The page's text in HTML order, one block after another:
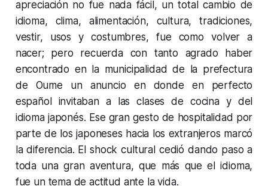
apreciación no fue nada fácil, un total cambio de
idioma, clima, alimentación, cultura, tradiciones,
vestir, usos y costumbres, fue como volver a
nacer; pero recuerda con tanto agrado haber
encontrado en la municipalidad de la prefectura
de Oume un anuncio en donde en perfecto
español invitaban a las clases de cocina y del
idioma japonés. Ese gran gesto de hospitalidad por
parte de los japoneses hacia los extranjeros marcó
la diferencia. El shock cultural cedió dando paso a
toda una gran aventura, que más que el idioma,
fue un tema de actitud ante la vida.